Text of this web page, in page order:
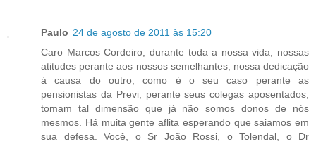
Paulo 24 de agosto de 2011 às 15:20
Caro Marcos Cordeiro, durante toda a nossa vida, nossas
atitudes perante aos nossos semelhantes, nossa dedicação
à causa do outro, como é o seu caso perante as
pensionistas da Previ, perante seus colegas aposentados,
tomam tal dimensão que já não somos donos de nós
mesmos. Há muita gente aflita esperando que saiamos em
sua defesa. Você, o Sr João Rossi, o Tolendal, o Dr